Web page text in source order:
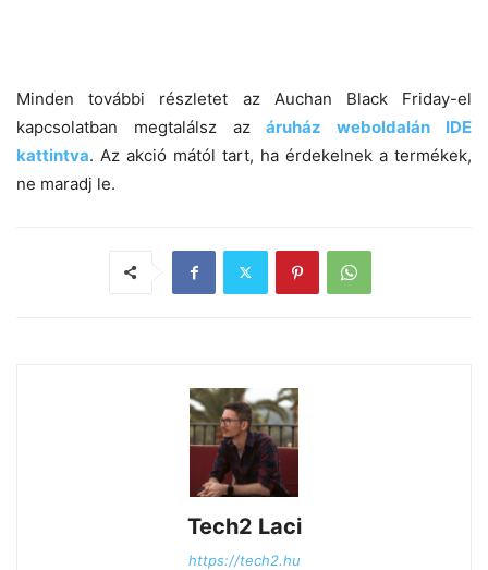
Minden további részletet az Auchan Black Friday-el
kapcsolatban megtalálsz azáruház weboldalán IDE
kattintva. Az akció mától tart, ha érdekelnek a termékek,
ne maradj le.
Tech2 Laci
https://tech2.hu